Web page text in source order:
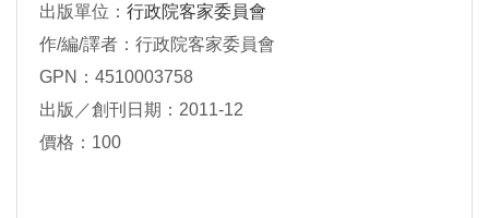
出版單位： 行政院客家委員會
作/編/譯者：行政院客家委員會
GPN：4510003758
出版／創刊日期：2011-12
價格：100